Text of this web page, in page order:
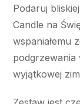
Podaruj
Candle na
wspaniałemu
podgrzewania
wyjątkowej